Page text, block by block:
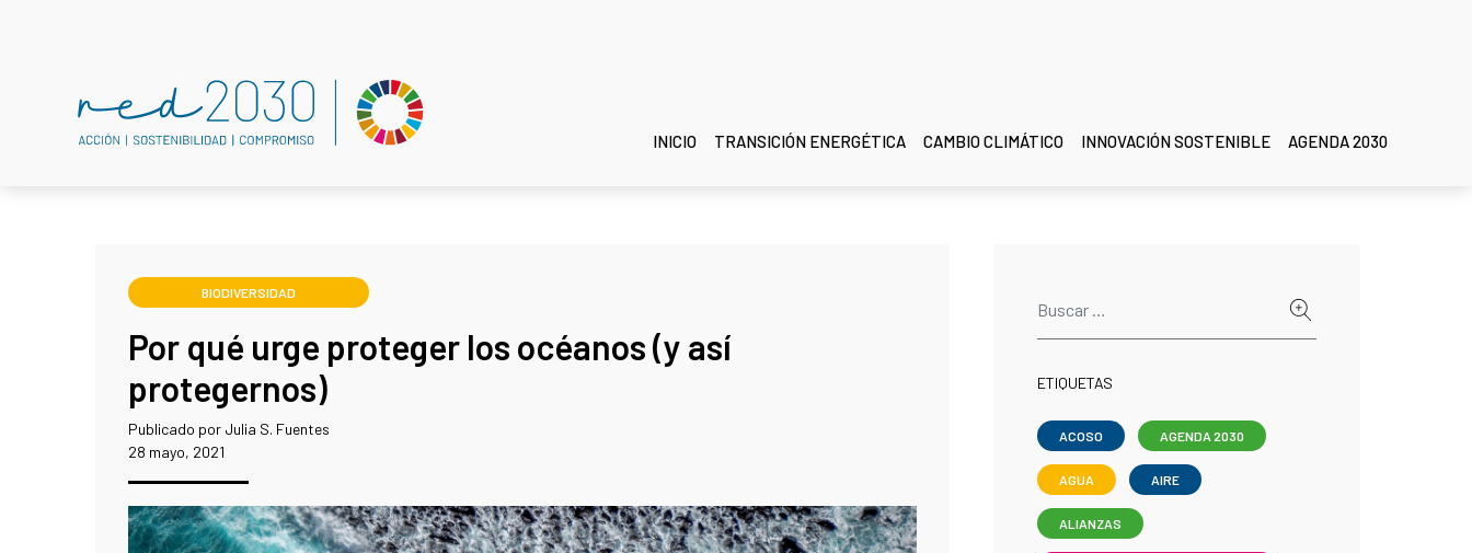
INICIO TRANSICIÓN ENERGÉTICA CAMBIO CLIMÁTICO INNOVACIÓN SOSTENIBLE AGENDA 2030
BIODIVERSIDAD
Por qué urge proteger los océanos (y así
protegernos)
Publicado por Julia S. Fuentes
28 mayo, 2021
ETIQUETAS
ACOSO AGENDA 2030
AGUA AIRE
ALIANZAS